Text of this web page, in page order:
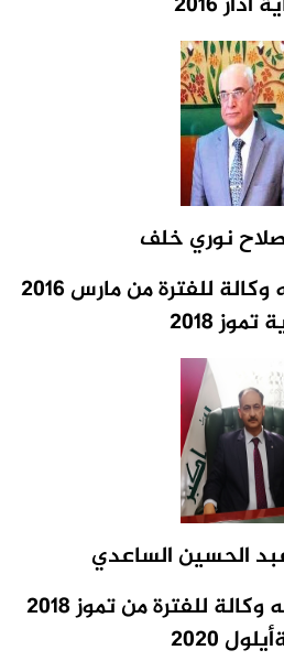
صلاح نوري خلف
وكالة للفترة من مارس 2016
2018
الحسين الساعدي
وكالة للفترة من تموز 2018
2020